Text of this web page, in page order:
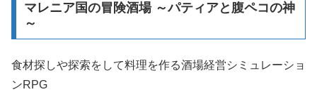
マレニア国の冒険酒場 ～パティアと腹ペコの神
～
食材探しや探索をして料理を作る酒場経営シミュレーショ
ンRPG